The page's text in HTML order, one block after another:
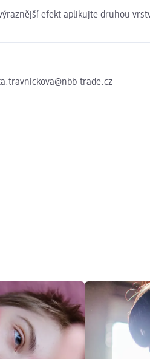
efekt aplikujte druhou
trade.cz